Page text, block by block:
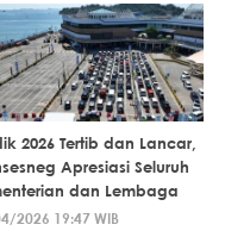
2026 Tertib dan Lancar,
Apresiasi Seluruh
dan Lembaga
2026 19:47 WIB